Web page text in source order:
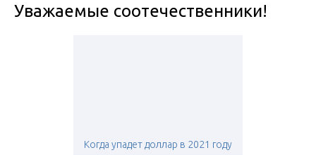
Уважаемые соотечественники!
Когда упадет доллар в 2021 году